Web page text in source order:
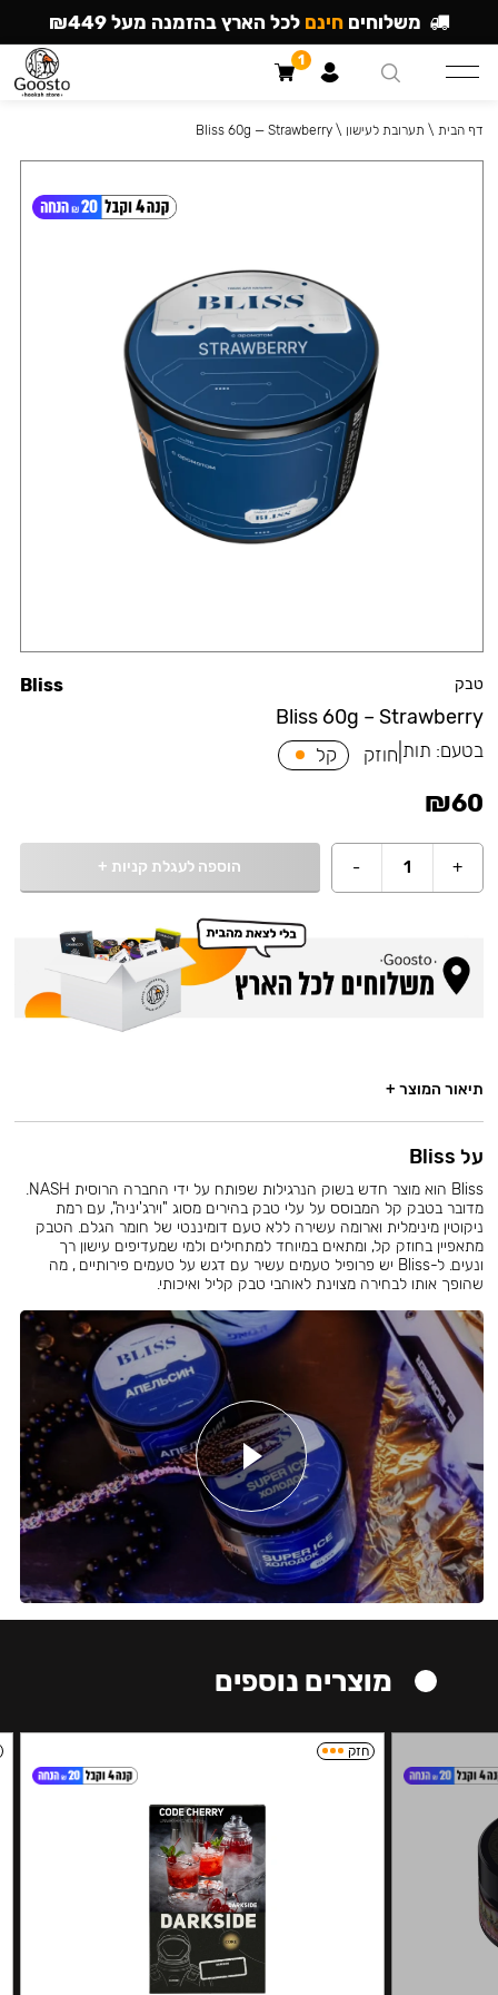
טבק
Bliss 60g – Strawberry
Bliss
בטעם: תות חוזק קל
₪60
+
1
- הוספה לעגלת קניות +
דף הבית \ תערובת לעישון \
Bliss 60g — Strawberry
תיאור המוצר +
על Bliss
Bliss הוא מוצר חדש בשוק הנרגילות שפותח על ידי החברה הרוסית NASH.
מדובר בטבק קל המבוסס על עלי טבק בהירים מסוג "וירג'יניה", עם רמת
ניקוטין מינימלית וארומה עשירה ללא טעם דומיננטי של חומר הגלם. הטבק
מתאפיין בחוזק קל, ומתאים במיוחד למתחילים ולמי שמעדיפים עישון רך
ונעים. ל-Bliss יש פרופיל טעמים עשיר עם דגש על טעמים פירותיים , מה
שהופך אותו לבחירה מצוינת לאוהבי טבק קליל ואיכותי.
מוצרים נוספים
חזק
משלוחים חינם לכל הארץ בהזמנה מעל ₪449
1